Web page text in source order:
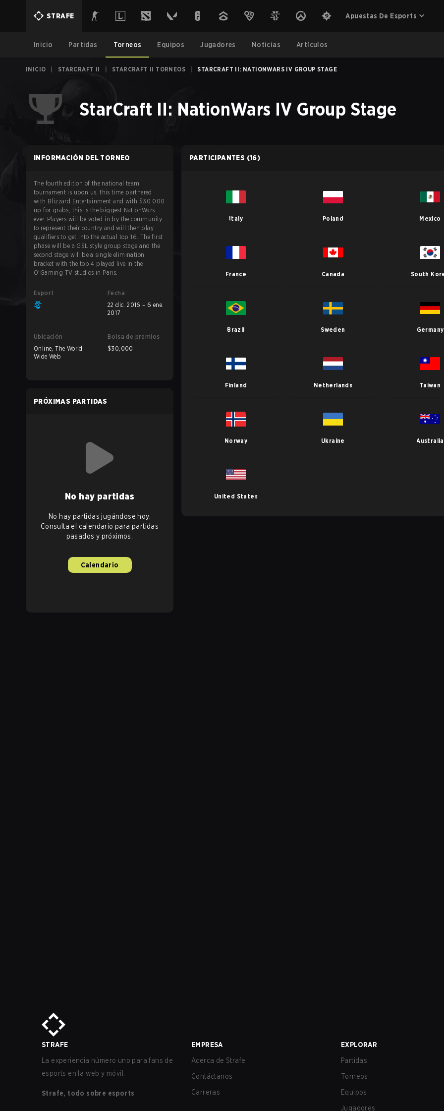
STRAFE Apuestas De Esports
Inicio Partidas Torneos Equipos Jugadores Noticias Artículos
INICIO STARCRAFT II STARCRAFT II TORNEOS STARCRAFT II: NATIONWARS IV GROUP STAGE
StarCraft II: NationWars IV Group Stage
INFORMACIÓN DEL TORNEO
The fourth edition of the national team
tournament is upon us, this time partnered
with Blizzard Entertainment and with $30 000
up for grabs, this is the biggest NationWars
ever. Players will be voted in by the community
to represent their country and will then play
qualifiers to get into the actual top 16. The first
phase will be a GSL style group stage and the
second stage will be a single elimination
bracket with the top 4 played live in the
O'Gaming TV studios in Paris.
Esport
Fecha
22 dic. 2016 – 6 ene.
2017
Ubicación
Online, The World
Wide Web
Bolsa de premios
$30,000
PRÓXIMAS PARTIDAS
No hay partidas
No hay partidas jugándose hoy.
Consulta el calendario para partidas
pasados y próximos.
Calendario
PARTICIPANTES (16)
Italy Poland Mexico
France Canada South
Brazil Sweden Germany
Finland Netherlands Taiwan
Norway Ukraine Australia
United States
STRAFE
La experiencia número uno para fans de
esports en la web y móvil.
Strafe, todo sobre esports
EMPRESA
Acerca de Strafe
Contáctanos
Carreras
EXPLORAR
Partidas
Torneos
Equipos
Jugadores